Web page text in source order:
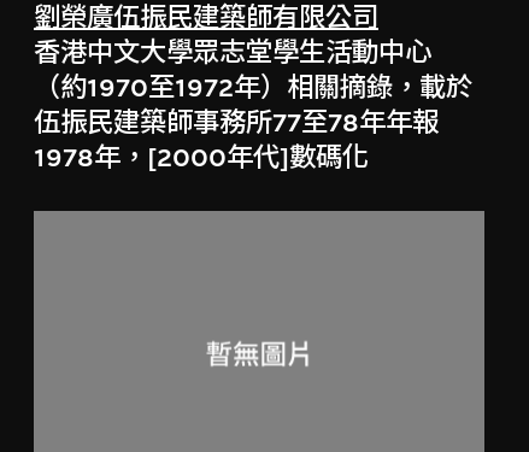
劉榮廣伍振民建築師有限公司
香港中文大學眾志堂學生活動中心
（約1970至1972年）相關摘錄，載於
伍振民建築師事務所77至78年年報
1978年，[2000年代]數碼化